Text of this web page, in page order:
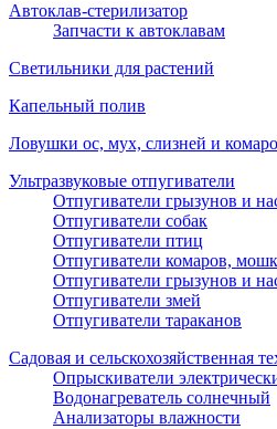
Автоклав-стерилизатор
Запчасти к автоклавам
Светильники для растений
Капельный полив
Ловушки ос, мух, слизней и
Ультразвуковые отпугиватели
Отпугиватели грызунов и
Отпугиватели собак
Отпугиватели птиц
Отпугиватели комаров,
Отпугиватели грызунов и
Отпугиватели змей
Отпугиватели тараканов
Садовая и сельскохозяйственная
Опрыскиватели
Водонагреватель солнечный
Анализаторы влажности